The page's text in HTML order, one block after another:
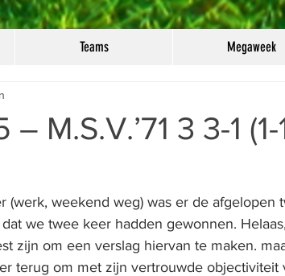
Teams Megaweek
M.S.V.’71 3 3-1 (1-
(werk, weekend weg) was er de afgelopen
we twee keer hadden gewonnen.
zijn om een verslag hiervan te maken.
terug om met zijn vertrouwde objectiviteit